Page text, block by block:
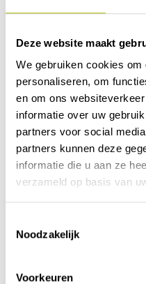
Deze website maakt
We gebruiken cookies
personaliseren, om
en om ons
informatie over uw
partners voor social
partners kunnen deze
informatie die u aan ze
verzameld op basis van
Noodzakelijk
Voorkeuren
d [x2]